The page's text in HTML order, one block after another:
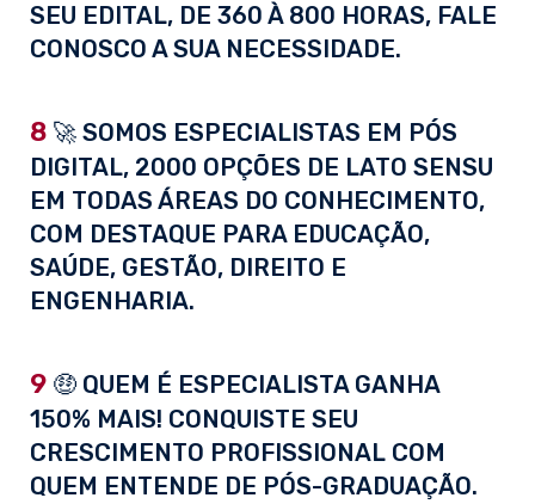
SEU EDITAL, DE 360 À 800 HORAS, FALE
CONOSCO A SUA NECESSIDADE.
8 🚀 SOMOS ESPECIALISTAS EM PÓS
DIGITAL, 2000 OPÇÕES DE LATO SENSU
EM TODAS ÁREAS DO CONHECIMENTO,
COM DESTAQUE PARA EDUCAÇÃO,
SAÚDE, GESTÃO, DIREITO E
ENGENHARIA.
9 🤑 QUEM É ESPECIALISTA GANHA
150% MAIS! CONQUISTE SEU
CRESCIMENTO PROFISSIONAL COM
QUEM ENTENDE DE PÓS-GRADUAÇÃO.